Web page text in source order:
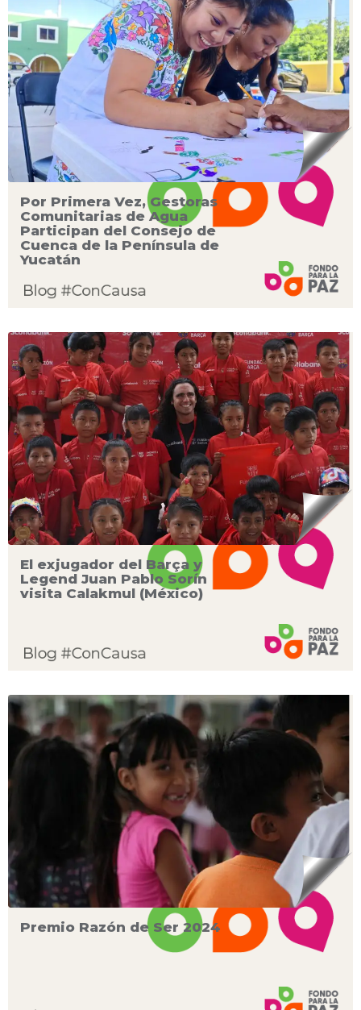
Por Primera Vez, Gestoras
Comunitarias de Agua
Participan del Consejo de
Cuenca de la Península de
Yucatán
El exjugador del Barça y
Legend Juan Pablo Sorín
visita Calakmul (México)
Premio Razón de Ser 2024